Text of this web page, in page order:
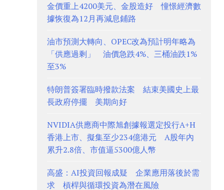
金價重上4200美元、金股造好 憧憬經濟數
據恢復為12月再減息鋪路
油市預測大轉向、OPEC改為預計明年略為
「供應過剩」 油價急跌4%、三桶油跌1%
至3%
特朗普簽署臨時撥款法案 結束美國史上最
長政府停擺 美期向好
NVIDIA供應商中際旭創據報選定投行A+H
香港上市、擬集至少234億港元 A股年內
累升2.8倍、市值逼5300億人幣
高盛：AI投資回報成疑 企業應用落後於需
求 槓桿與循環投資為潛在風險